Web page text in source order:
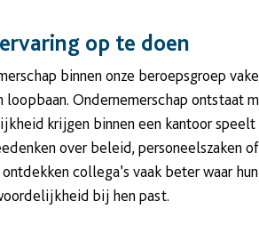
op te doen
binnen onze beroepsgroep
loopbaan. Ondernemerschap ontstaat
krijgen binnen een kantoor speelt
over beleid, personeelszaken
collega’s vaak beter waar
bij hen past.